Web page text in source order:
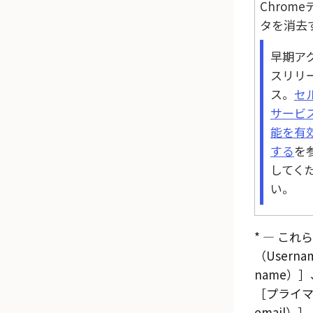
Chrome
タを消去
早期ア
スリリ
ス。 セ
サービ
能を有
するを
してく
い。
* — これ
（
name）
プライ